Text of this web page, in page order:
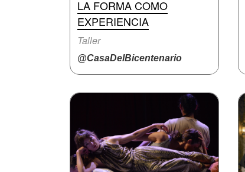
LA FORMA COMO
EXPERIENCIA
Taller
@CasaDelBicentenario